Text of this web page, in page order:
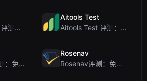
Letters Font 评测：免费 Unicode 字体生成器，适用于 Instagram 及更多...
Aitools Test
Aitools Test 评测：免费的基于浏览器的 AI 检测器、Token 计数器及成本估算器
JCP Tool 评测：免费的客户端数据格式转换工具（支持 JSON、CSV、YAML、XML）
Rosenav
Rosenav评测：免费在线余弦相似度检查器与文本差异工具